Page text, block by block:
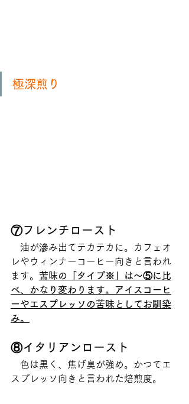
極深煎り
⑦フレンチロースト
油が滲み出てテカテカに。カフェオ
レやウィンナーコーヒー向きと言われ
ます。 苦味の「タイプ※」は〜⑤に比
べ、かなり変わります。アイスコーヒ
ーやエスプレッソの苦味としてお馴染
み。
⑧イタリアンロースト
色は黒く、焦げ臭が強め。かつてエ
スプレッソ向きと言われた焙煎度。